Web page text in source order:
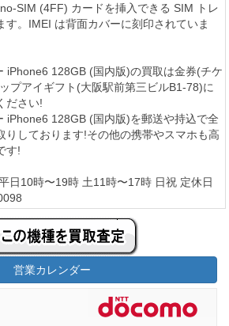
SIM (4FF) カードを挿入できる SIM トレ
す。IMEI は背面カバーに刻印されていま
iPhone6 128GB (国内版)の買取は金券(チケ
プアイギフト(大阪駅前第三ビルB1-78)に
ださい!
iPhone6 128GB (国内版)を郵送や持込で全
りしております!その他の携帯やスマホも高
す!
日10時〜19時 土11時〜17時 日祝 定休日
営業カレンダー